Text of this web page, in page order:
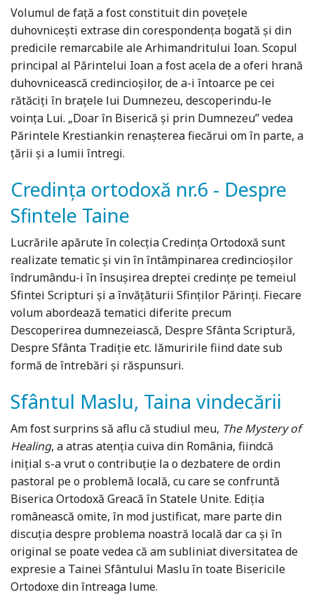
Volumul de față a fost constituit din povețele
duhovnicești extrase din corespondența bogată și din
predicile remarcabile ale Arhimandritului Ioan. Scopul
principal al Părintelui Ioan a fost acela de a oferi hrană
duhovnicească credincioșilor, de a-i întoarce pe cei
rătăciți în brațele lui Dumnezeu, descoperindu-le
voința Lui. „Doar în Biserică și prin Dumnezeu” vedea
Părintele Krestiankin renașterea fiecărui om în parte, a
țării și a lumii întregi.
Credinţa ortodoxă nr.6 - Despre
Sfintele Taine
Lucrările apărute în colecţia Credinţa Ortodoxă sunt
realizate tematic şi vin în întâmpinarea credincioşilor
îndrumându-i în însuşirea dreptei credinţe pe temeiul
Sfintei Scripturi şi a învăţăturii Sfinţilor Părinţi. Fiecare
volum abordează tematici diferite precum
Descoperirea dumnezeiască, Despre Sfânta Scriptură,
Despre Sfânta Tradiţie etc. lămuririle fiind date sub
formă de întrebări şi răspunsuri.
Sfântul Maslu, Taina vindecării
Am fost surprins să aflu că studiul meu, The Mystery of
Healing, a atras atenţia cuiva din România, fiindcă
iniţial s-a vrut o contribuţie la o dezbatere de ordin
pastoral pe o problemă locală, cu care se confruntă
Biserica Ortodoxă Greacă în Statele Unite. Ediţia
românească omite, în mod justificat, mare parte din
discuţia despre problema noastră locală dar ca şi în
original se poate vedea că am subliniat diversitatea de
expresie a Tainei Sfântului Maslu în toate Bisericile
Ortodoxe din întreaga lume.